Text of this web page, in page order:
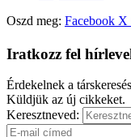
Oszd meg: Facebook X
Iratkozz fel
Érdekelnek a
Küldjük az új cikkeket.
Keresztneved: